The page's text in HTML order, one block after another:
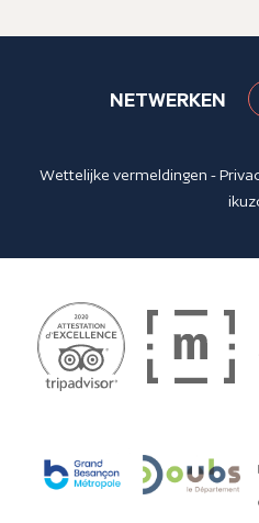
NETWERKEN
Wettelijke vermeldingen -